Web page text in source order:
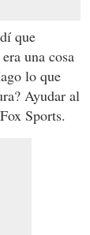
que
una cosa
lo que
Ayudar al
Sports.